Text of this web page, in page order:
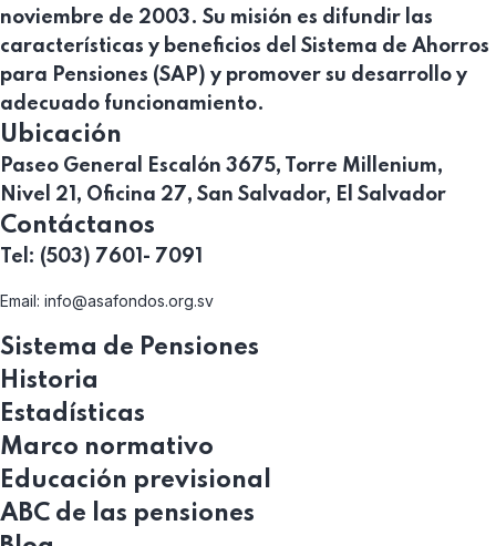
noviembre de 2003. Su misión es difundir las
características y beneficios del Sistema de Ahorros
para Pensiones (SAP) y promover su desarrollo y
adecuado funcionamiento.
Ubicación
Paseo General Escalón 3675, Torre Millenium,
Nivel 21, Oficina 27, San Salvador, El Salvador
Contáctanos
Tel: (503) 7601- 7091
Email: info@asafondos.org.sv
Sistema de Pensiones
Historia
Estadísticas
Marco normativo
Educación previsional
ABC de las pensiones